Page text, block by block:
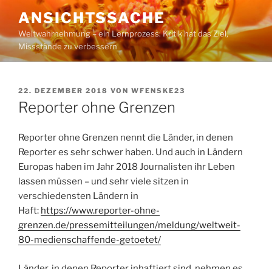
Inhalt
springen
ANSICHTSSACHE
Weltwahrnehmung – ein Lernprozess: Kritik hat das Ziel,
Missstände zu verbessern
VERÖFFENTLICHT
AM
22. DEZEMBER 2018 VON WFENSKE23
Reporter ohne Grenzen
Reporter ohne Grenzen nennt die Länder, in denen
Reporter es sehr schwer haben. Und auch in Ländern
Europas haben im Jahr 2018 Journalisten ihr Leben
lassen müssen – und sehr viele sitzen in
verschiedensten Ländern in
Haft: https://www.reporter-ohne-
grenzen.de/pressemitteilungen/meldung/weltweit-
80-medienschaffende-getoetet/